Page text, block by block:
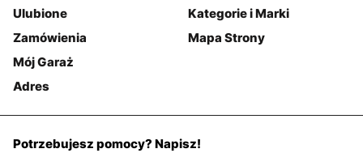
Ulubione
Zamówienia
Mój Garaż
Adres
Kategorie i Marki
Mapa Strony
Potrzebujesz pomocy? Napisz!